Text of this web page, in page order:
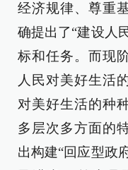
经济规律、尊重
确提出了“建设人
标和任务。而现
人民对美好生活
对美好生活的种
多层次多方面的
出构建“回应型政